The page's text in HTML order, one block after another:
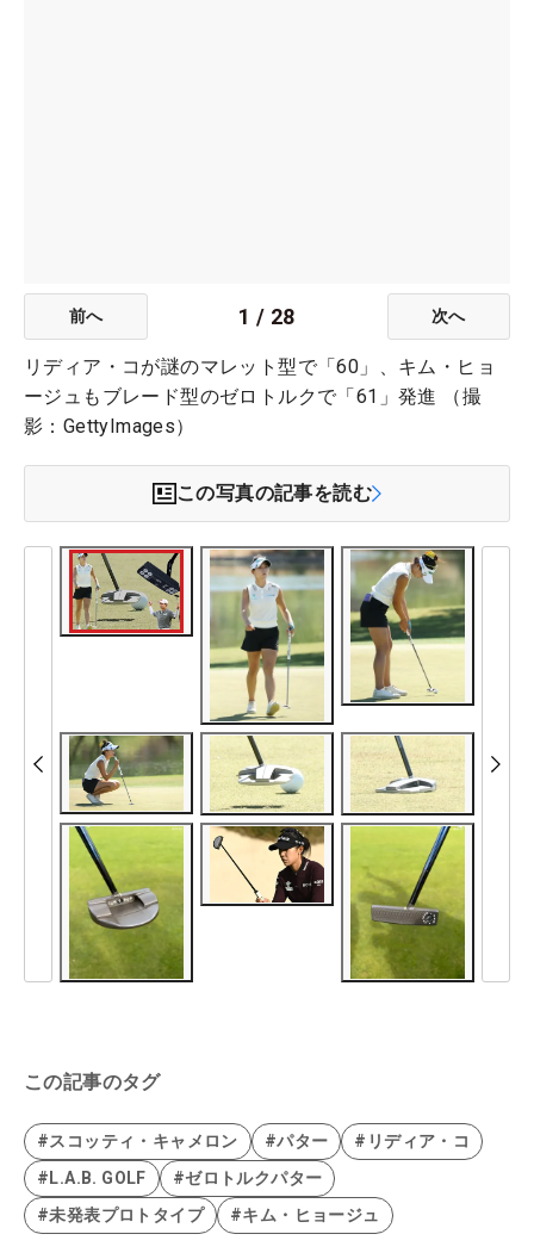
前へ 1 / 28 次へ
リディア・コが謎のマレット型で「60」、キム・ヒョ
ージュもブレード型のゼロトルクで「61」発進 （撮
影：GettyImages）
この写真の記事を読む
この記事のタグ
#スコッティ・キャメロン #パター
#リディア・コ
#L.A.B. GOLF
#ゼロトルクパター
#未発表プロトタイプ
#キム・ヒョージュ